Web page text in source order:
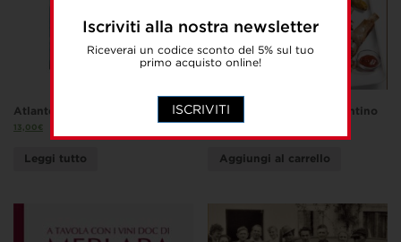
Iscriviti alla nostra newsletter
Riceverai un codice sconto del 5% sul tuo
primo acquisto online!
ISCRIVITI
Atlante universale delle nuvole
13,00€
Leggi tutto
L’arte del bollito nel Vicentino
Aggiungi al carrello